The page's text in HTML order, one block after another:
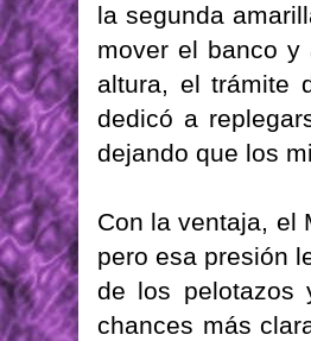
la segunda
mover el banco y
altura, el trámite
dedicó a
dejando que los
Con la ventaja, el
pero esa presión
de los pelotazos
chances más